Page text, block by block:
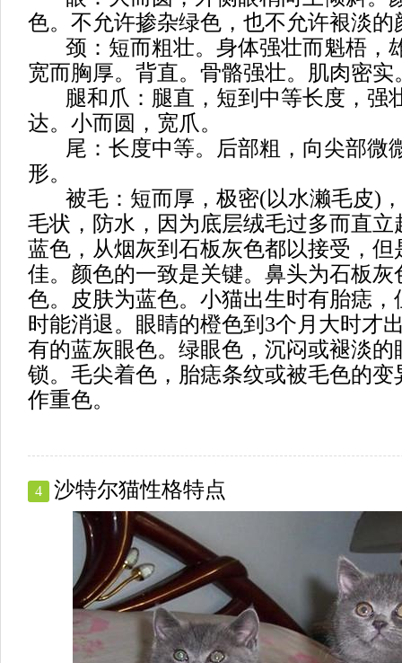
色。不允许掺杂绿色，也不允许裉淡的
颈：短而粗壮。身体强壮而魁梧，
宽而胸厚。背直。骨骼强壮。肌肉密实
腿和爪：腿直，短到中等长度，强
达。小而圆，宽爪。
尾：长度中等。后部粗，向尖部微
形。
被毛：短而厚，极密(以水濑毛皮)
毛状，防水，因为底层绒毛过多而直立
蓝色，从烟灰到石板灰色都以接受，但
佳。颜色的一致是关键。鼻头为石板灰
色。皮肤为蓝色。小猫出生时有胎痣，
时能消退。眼睛的橙色到3个月大时才
有的蓝灰眼色。绿眼色，沉闷或褪淡的
锁。毛尖着色，胎痣条纹或被毛色的变
作重色。
4 沙特尔猫性格特点